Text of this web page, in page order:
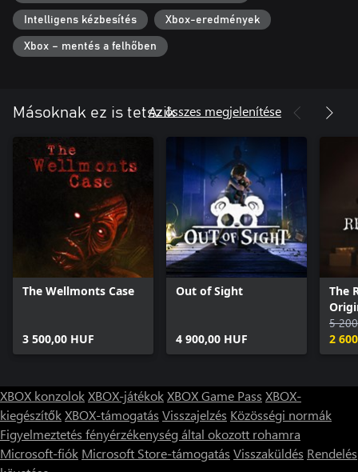
Intelligens kézbesítés Xbox-eredmények
Xbox – mentés a felhőben
Másoknak ez is tetszikAz összes megjelenítése
The Wellmonts Case
3 500,00 HUF
Out of Sight
4 900,00 HUF
The
5
2
XBOX konzolokXBOX-játékokXBOX Game Pass XBOX-
kiegészítőkXBOX-támogatás Visszajelzés Közösségi normák
Figyelmeztetés fényérzékenység által okozott rohamra
Microsoft-fiók Microsoft Store-támogatás Visszaküldés Rendelés